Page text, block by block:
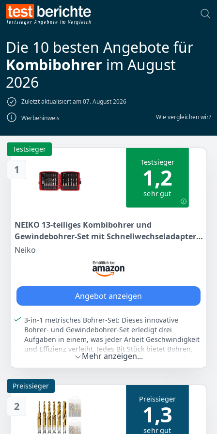
Die 10 besten Angebote für
Kombibohrer im August
2026
Zuletzt aktualisiert am 07. August 2026
Werbehinweis
Wie vergleichen wir?
1
Testsieger
Testsieger
1,2
sehr gut
NEIKO 13-teiliges Kombibohrer und
Gewindebohrer-Set mit Schnellwechseladapter,
SAE (6-32NC bis 1/4-20NC) und metrischem
Bohrer-Set (M3 auf M10)
Neiko
Angebot anzeigen
3-in-1 metrisches Bohrer-Set: Dieses innovative
Bohrer- und Gewindebohrer-Set erledigt drei
Aufgaben in einem, was jeder Arbeit Geschwindigkeit
und Effizienz verleiht. Jedes Bit Stück bietet Bohren,
Gewindebohren und Versenken für eine schnelle und
vollständige Arbeit.
1/4-Zoll-Sechskantschaft: Jeder Bit verfügt über einen
praktischen 1/4-Zoll-Sechskantschaft mit einem
konischen Ende, um Überschneiden zu verhindern
und übergroße Löcher zu minimieren. Dieses
Gewindebohrerset beinhaltet auch einen
Schnellwechseladapter für müheloses Bitwechseln.
Mehr anzeigen...
2
Preissieger
Preissieger
1,3
sehr gut